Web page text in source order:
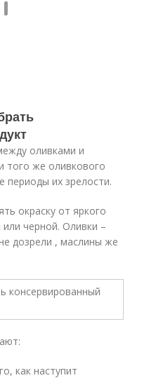
оливками и
того же оливкового
периоды их зрелости.
окраску от яркого
черной. Оливки –
дозрели , маслины же
как наступит